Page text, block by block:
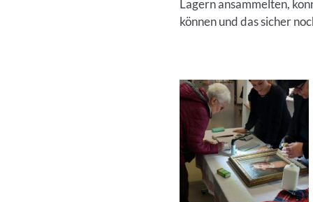
Lagern ansammelten,
können und das sicher